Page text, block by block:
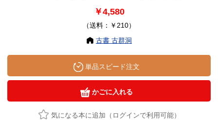
￥4,580
（送料：￥210）
古書 古群洞
単品スピード注文
かごに入れる
気になる本に追加（ログインで利用可能）